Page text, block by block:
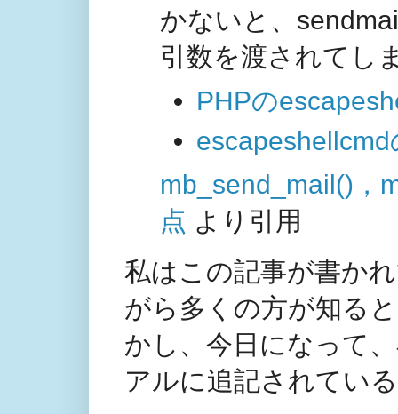
かないと、
引数を渡されてし
PHPの
mb_send_mail()，
点 より引用
私はこの記事が書か
がら多くの方が知る
かし、今日になって
アルに追記されてい